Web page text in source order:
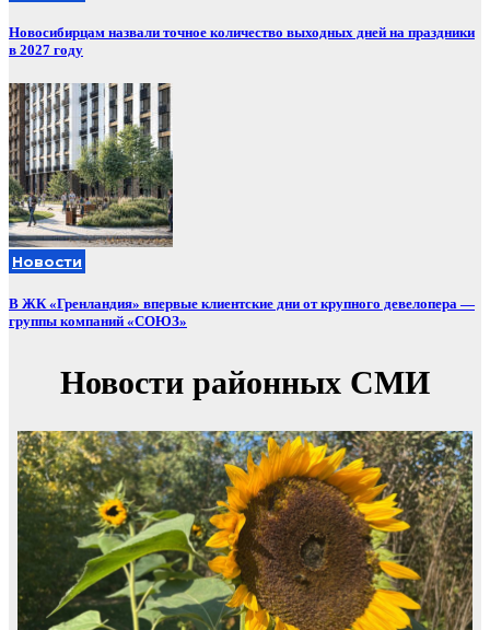
Новосибирцам назвали точное количество выходных дней на праздники
в 2027 году
Новости
В ЖК «Гренландия» впервые клиентские дни от крупного девелопера —
группы компаний «СОЮЗ»